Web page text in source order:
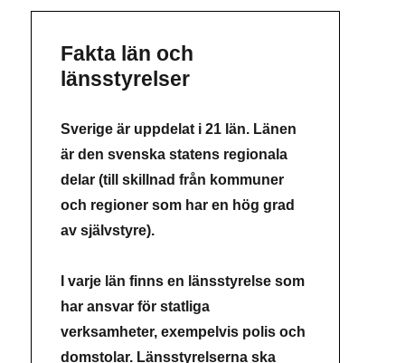
Fakta län och
länsstyrelser
Sverige är uppdelat i 21 län. Länen
är den svenska statens regionala
delar (till skillnad från kommuner
och regioner som har en hög grad
av självstyre).
I varje län finns en länsstyrelse som
har ansvar för statliga
verksamheter, exempelvis polis och
domstolar. Länsstyrelserna ska